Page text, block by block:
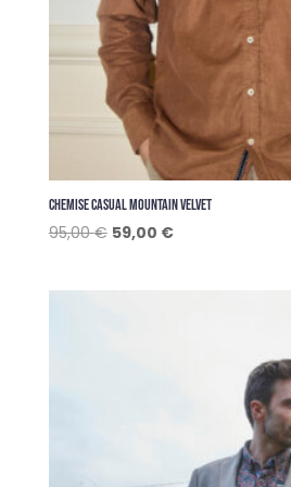
CHEMISE CASUAL MOUNTAIN VELVET
95,00€ Le
59,00 €Le